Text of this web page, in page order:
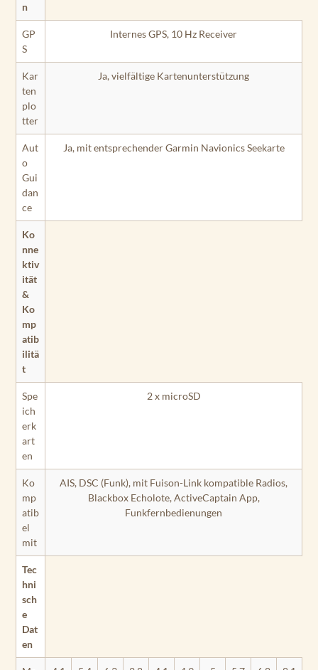
n
GP
S
Internes GPS, 10 Hz Receiver
Kar
ten
plo
tter
Ja, vielfältige Kartenunterstützung
Aut
o
Gui
dan
ce
Ja, mit entsprechender Garmin Navionics Seekarte
Ko
nne
ktiv
ität
&
Ko
mp
atib
ilitä
t
Spe
ich
erk
art
en
2 x microSD
Ko
mp
atib
el
mit
AIS, DSC (Funk), mit Fuison-Link kompatible Radios,
Blackbox Echolote, ActiveCaptain App,
Funkfernbedienungen
Tec
hni
sch
e
Dat
en